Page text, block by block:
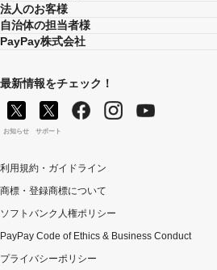
法人のお客様
自治体の担当者様
PayPay株式会社
最新情報をチェック！
お知らせ サポート
利用規約・ガイドライン
商標・登録商標について
ソフトバンク人権ポリシー
PayPay Code of Ethics & Business Conduct
プライバシーポリシー